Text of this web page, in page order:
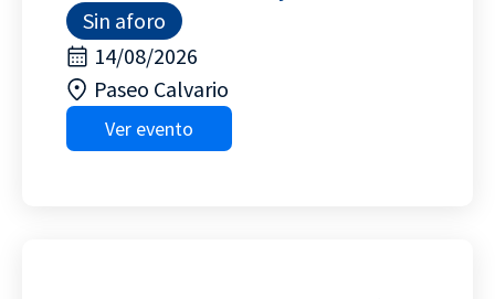
Sin aforo
14/08/2026
Paseo Calvario
Ver evento